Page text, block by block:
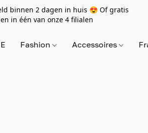
binnen 2 dagen in huis 😍 Of gratis
in één van onze 4 filialen
Fashion Accessoires